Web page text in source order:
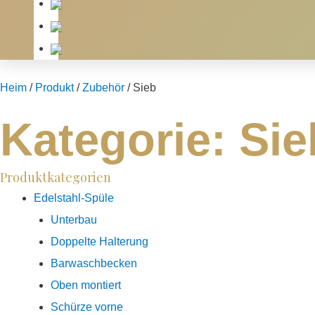
Heim / Produkt/Zubehör / Sieb
Kategorie:
Produktkategorien
Edelstahl-Spüle
Unterbau
Doppelte Halterung
Barwaschbecken
Oben montiert
Schürze vorne